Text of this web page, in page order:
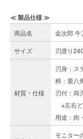
≪ 製品仕様 ≫
商品名 金次郎 牛
サイズ 刃渡り
材質・仕様
刃身：ス
柄：栗八
刃付：両
※左右ど
用途：肉
モニター